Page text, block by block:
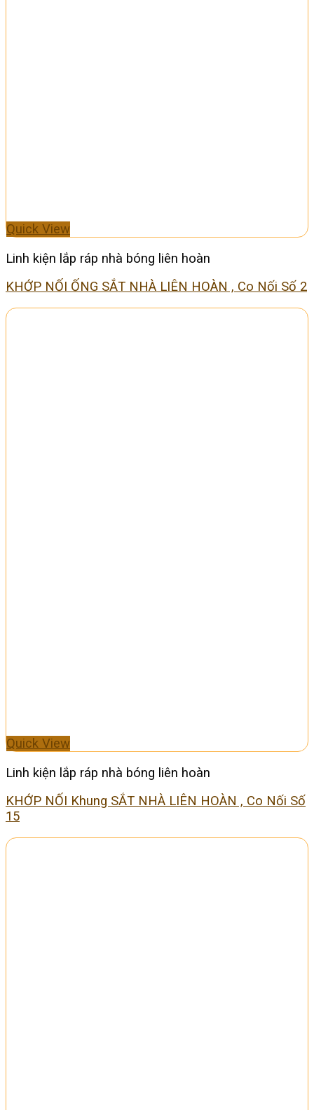
Quick View
Linh kiện lắp ráp nhà bóng liên hoàn
KHỚP NỐI ỐNG SẮT NHÀ LIÊN HOÀN , Co Nối Số 2
Quick View
Linh kiện lắp ráp nhà bóng liên hoàn
KHỚP NỐI Khung SẮT NHÀ LIÊN HOÀN , Co Nối Số
15